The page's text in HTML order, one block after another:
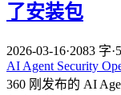
了安装包
2026-03-16·2083 字·
AI Agent Security
360 刚发布的 AI